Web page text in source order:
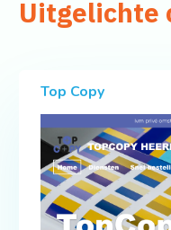
Uitgelichte
Top Copy